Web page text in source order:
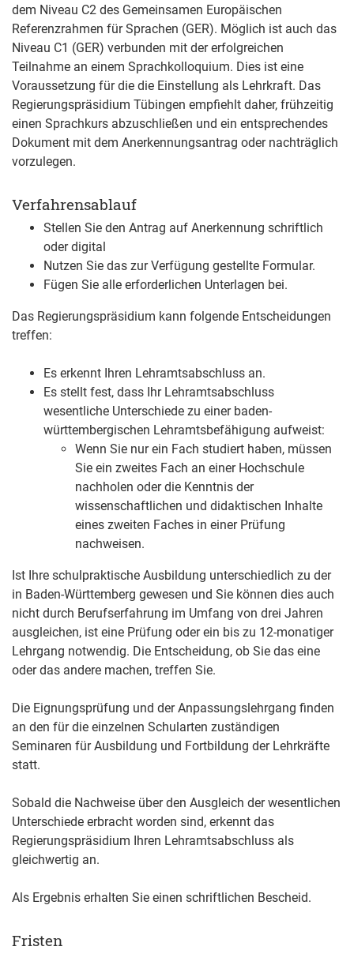
dem Niveau C2 des Gemeinsamen Europäischen
Referenzrahmen für Sprachen (GER). Möglich ist auch das
Niveau C1 (GER) verbunden mit der erfolgreichen
Teilnahme an einem Sprachkolloquium. Dies ist eine
Voraussetzung für die die Einstellung als Lehrkraft. Das
Regierungspräsidium Tübingen empfiehlt daher, frühzeitig
einen Sprachkurs abzuschließen und ein entsprechendes
Dokument mit dem Anerkennungsantrag oder nachträglich
vorzulegen.
Verfahrensablauf
Stellen Sie den Antrag auf Anerkennung schriftlich
oder digital
Nutzen Sie das zur Verfügung gestellte Formular.
Fügen Sie alle erforderlichen Unterlagen bei.
Das Regierungspräsidium kann folgende Entscheidungen
treffen:
Es erkennt Ihren Lehramtsabschluss an.
Es stellt fest, dass Ihr Lehramtsabschluss
wesentliche Unterschiede zu einer baden-
württembergischen Lehramtsbefähigung aufweist:
Wenn Sie nur ein Fach studiert haben, müssen
Sie ein zweites Fach an einer Hochschule
nachholen oder die Kenntnis der
wissenschaftlichen und didaktischen Inhalte
eines zweiten Faches in einer Prüfung
nachweisen.
Ist Ihre schulpraktische Ausbildung unterschiedlich zu der
in Baden-Württemberg gewesen und Sie können dies auch
nicht durch Berufserfahrung im Umfang von drei Jahren
ausgleichen, ist eine Prüfung oder ein bis zu 12-monatiger
Lehrgang notwendig. Die Entscheidung, ob Sie das eine
oder das andere machen, treffen Sie.
Die Eignungsprüfung und der Anpassungslehrgang finden
an den für die einzelnen Schularten zuständigen
Seminaren für Ausbildung und Fortbildung der Lehrkräfte
statt.
Sobald die Nachweise über den Ausgleich der wesentlichen
Unterschiede erbracht worden sind, erkennt das
Regierungspräsidium Ihren Lehramtsabschluss als
gleichwertig an.
Als Ergebnis erhalten Sie einen schriftlichen Bescheid.
Fristen